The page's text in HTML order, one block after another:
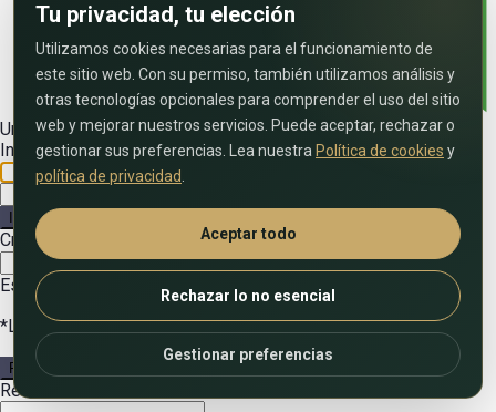
Tu privacidad, tu elección
Utilizamos cookies necesarias para el funcionamiento de
este sitio web. Con su permiso, también utilizamos análisis y
otras tecnologías opcionales para comprender el uso del sitio
web y mejorar nuestros servicios. Puede aceptar, rechazar o
gestionar sus preferencias. Lea nuestra Política de cookies y
política de privacidad
Aceptar todo
Rechazar lo no esencial
Gestionar preferencias
Un bonito mensaje de bienvenida
Ingrese en su cuenta
Iniciar sesión
Crear una cuenta
Estoy de acuerdo con
términos y condiciones
*Le enviaremos la contraseña por correo electrónico
Registrarse
Restablecer contraseña